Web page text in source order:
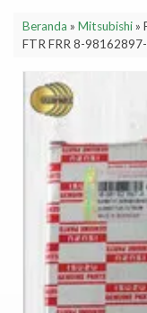
Beranda » Mitsubishi»
FTR FRR 8-